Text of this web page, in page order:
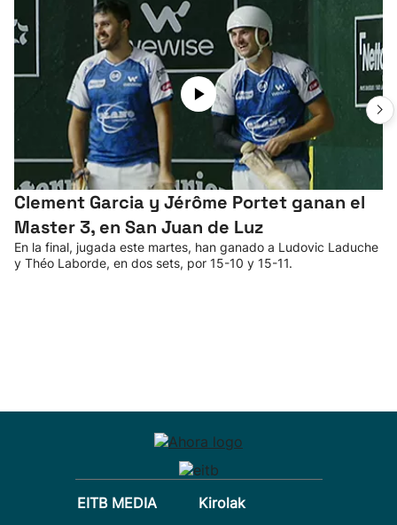
Clement Garcia y Jérôme Portet ganan el
Master 3, en San Juan de Luz
En la final, jugada este martes, han ganado a Ludovic Laduche
y Théo Laborde, en dos sets, por 15-10 y 15-11.
EITB MEDIA
Kirolak